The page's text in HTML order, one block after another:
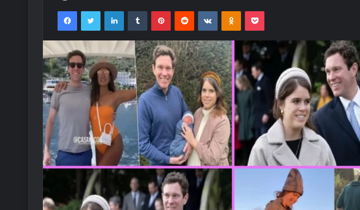
FacebookTwitter LinkedInTumblr PinterestReddit VKontakteOdnoklassniki
Pocket